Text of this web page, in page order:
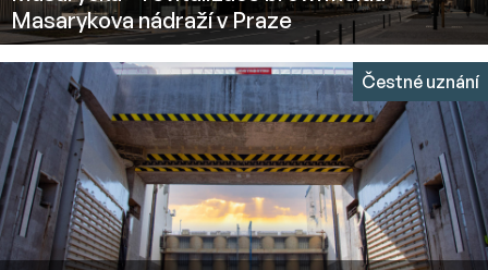
Masarykova nádraží v Praze
Čestné uznání